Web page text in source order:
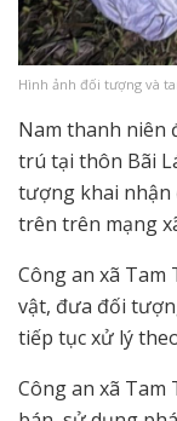
Hình ảnh đối tượng và
Nam thanh niên
trú tại thôn Bãi
tượng khai nhận
trên trên mạng
Công an xã
vật, đưa đối
tiếp tục xử lý
Công an xã Tam